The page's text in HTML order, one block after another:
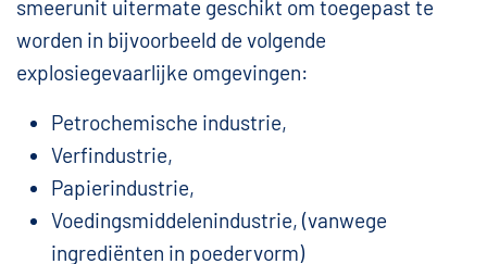
smeerunit uitermate geschikt om toegepast te
worden in bijvoorbeeld de volgende
explosiegevaarlijke omgevingen:
Petrochemische industrie,
Verfindustrie,
Papierindustrie,
Voedingsmiddelenindustrie, (vanwege
ingrediënten in poedervorm)